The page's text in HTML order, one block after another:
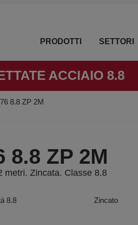
PRODOTTI SETTORI
ACCIAIO 8.8
8.8 ZP 2M
8.8 ZP 2M
metri. Zincata. Classe 8.8
8.8 Zincato